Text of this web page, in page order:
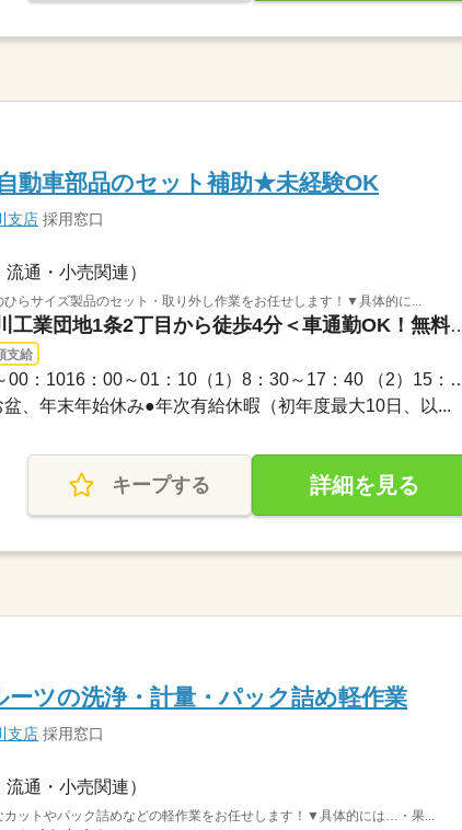
動車部品のセット補助★未経験OK
支店 採用窓口
流通・小売関連）
らサイズ製品のセット・取り外し作業をお任せします！▼具体的に...
北海道旭川市 / バス停/東旭川工業団地1条2丁目から
支給
長期 / 08：30～17：4015：00～00：1016：00～
、年末年始休み●年次有給休暇（初年度最大10日、以...
キープする 詳細を見る
ツの洗浄・計量・パック詰め軽作業
支店 採用窓口
流通・小売関連）
カットやパック詰めなどの軽作業をお任せします！▼具体的には…・果...